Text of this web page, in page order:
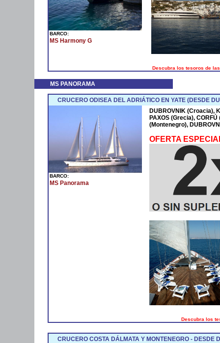
BARCO:
MS Harmony G
Descubra los tesoros de
MS PANORAMA
CRUCERO ODISEA DEL ADRIÁTICO EN YATE (DESDE
BARCO:
MS Panorama
DUBROVNIK (Croacia),
PAXOS (Grecia),
(Montenegro),
OFERTA
Descubra los
CRUCERO COSTA DÁLMATA Y MONTENEGRO - DESDE